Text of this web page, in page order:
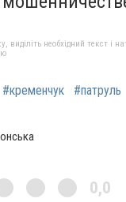
необхідний текст і
#кременчук #патруль
0,0